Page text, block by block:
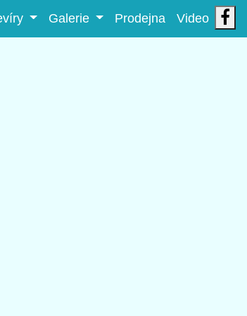
Galerie Prodejna Video